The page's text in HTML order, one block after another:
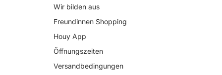
Wir bilden aus
Freundinnen Shopping
Houy App
Öffnungszeiten
Versandbedingungen